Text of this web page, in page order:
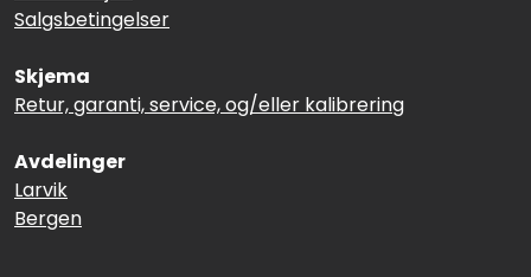
Salgsbetingelser
Skjema
Retur, garanti, service, og/eller kalibrering
Avdelinger
Larvik
Bergen